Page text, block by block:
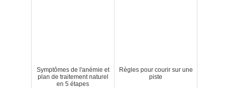
Symptômes de l'anémie et
plan de traitement naturel
en 5 étapes
Règles pour courir sur une
piste